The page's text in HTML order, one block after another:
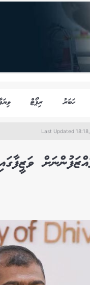
ހަބަރު ރިޕޯޓް
Last Updated